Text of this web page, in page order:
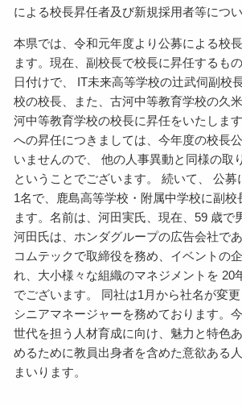
による校長昇任者及び新規採用者等につ
本県では、令和元年度より公募による校
ます。現在、副校長で校長に昇任するも
日付けで、 IT未来高等学校の辻武伺副校
校の校長、また、古河中等教育学校の久
河中等教育学校の校長に昇任をいたしま
への昇任につきましては、今年度の校長
いませんので、 他の人事異動と同様の取
ということでございます。 続いて、 公募
1名で、鹿島高等学校・附属中学校に副校
ます。名前は、河田実氏、現在、59 歳で
河田氏は、ホンダグループの広告会社で
コムテックで取締役を務め、イベントの
れ、大小様々な組織のマネジメントを 20
でございます。 同社は1月から社名が変
シニアマネージャーを務めております。
世代を担う人材育成に向け、魅力と特色
めるために教員出身者を含めた意欲ある
まいります。